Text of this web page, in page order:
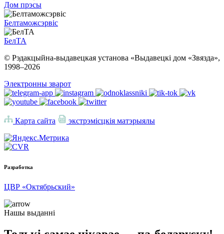
Дом прэсы
Белтаможсэрвіс
БелТА
© Рэдакцыйна-выдавецкая установа «Выдавецкі дом «Звязда»,
1998–2026
Электронны зварот
Карта сайта экстрэмісцкія матэрыялы
Разработка
ЦВР «Октябрьский»
Нашы выданні